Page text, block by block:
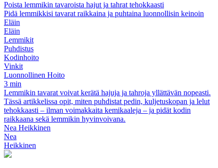
Poista lemmikin tavaroista hajut ja tahrat tehokkaasti
Pidä lemmikkisi tavarat raikkaina ja puhtaina luonnollisin keinoin
Eläin
Eläin
Lemmikit
Puhdistus
Kodinhoito
Vinkit
Luonnollinen Hoito
3 min
Lemmikin tavarat voivat kerätä hajuja ja tahroja yllättävän nopeasti.
Tässä artikkelissa opit, miten puhdistat pedin, kuljetuskopan ja lelut
tehokkaasti – ilman voimakkaita kemikaaleja – ja pidät kodin
raikkaana sekä lemmikin hyvinvoivana.
Nea Heikkinen
Nea
Heikkinen